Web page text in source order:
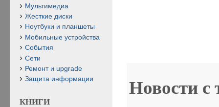
Новости с
Мультимедиа
Жесткие диски
Ноутбуки и планшеты
Мобильные устройства
События
Сети
Ремонт и upgrade
Защита информации
КНИГИ